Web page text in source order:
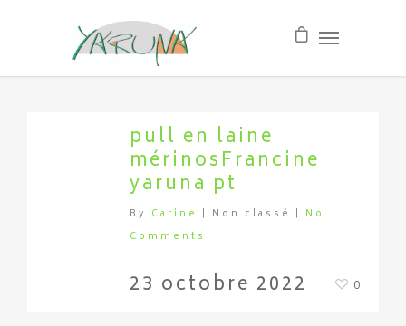
pull en laine
mérinosFrancine
yaruna pt
By Carine | Non classé | No
Comments
23 octobre 2022 0